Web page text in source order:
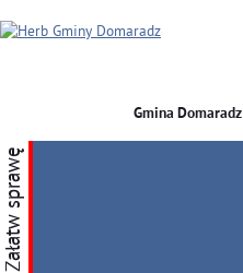
GMINA DOMARADZ
Gmina Domaradz
Załatw sprawę